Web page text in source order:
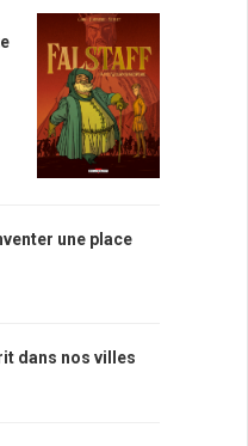
une place
dans nos villes